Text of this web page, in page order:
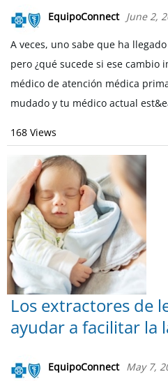
EquipoConnect June 2,
A veces, uno sabe que ha
pero ¿qué sucede si ese cambio
médico de atención médica
mudado y tu médico actual
168 Views
Los extractores de
ayudar a facilitar la
EquipoConnect May 7,